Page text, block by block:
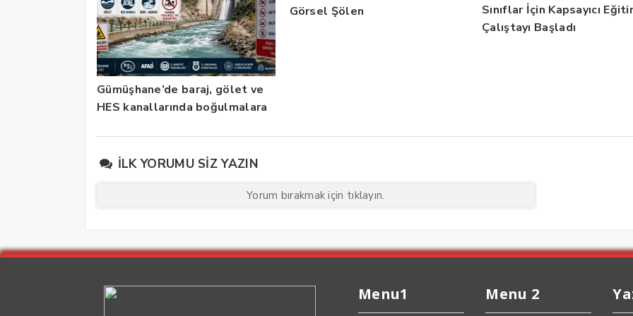
Gümüşhane’de baraj, gölet ve
HES kanallarında boğulmalara
Görsel Şölen
Sınıflar İçin Kapsayıcı
Çalıştayı Başladı
İLK YORUMU SIZ YAZIN
Yorum bırakmak için tıklayın.
Menu1 Menu 2